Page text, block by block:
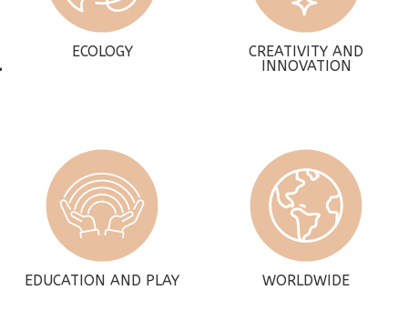
ECOLOGY
CREATIVITY AND
INNOVATION
EDUCATION AND PLAY WORLDWIDE